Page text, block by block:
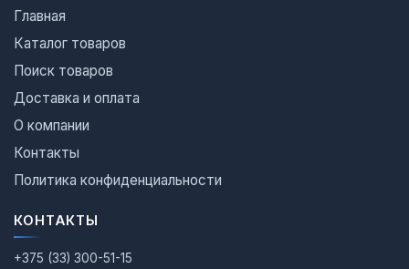
Главная
Каталог товаров
Поиск товаров
Доставка и оплата
О компании
Контакты
Политика конфиденциальности
КОНТАКТЫ
+375 (33) 300-51-15